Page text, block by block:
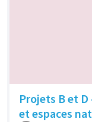
Projets B et
et espaces